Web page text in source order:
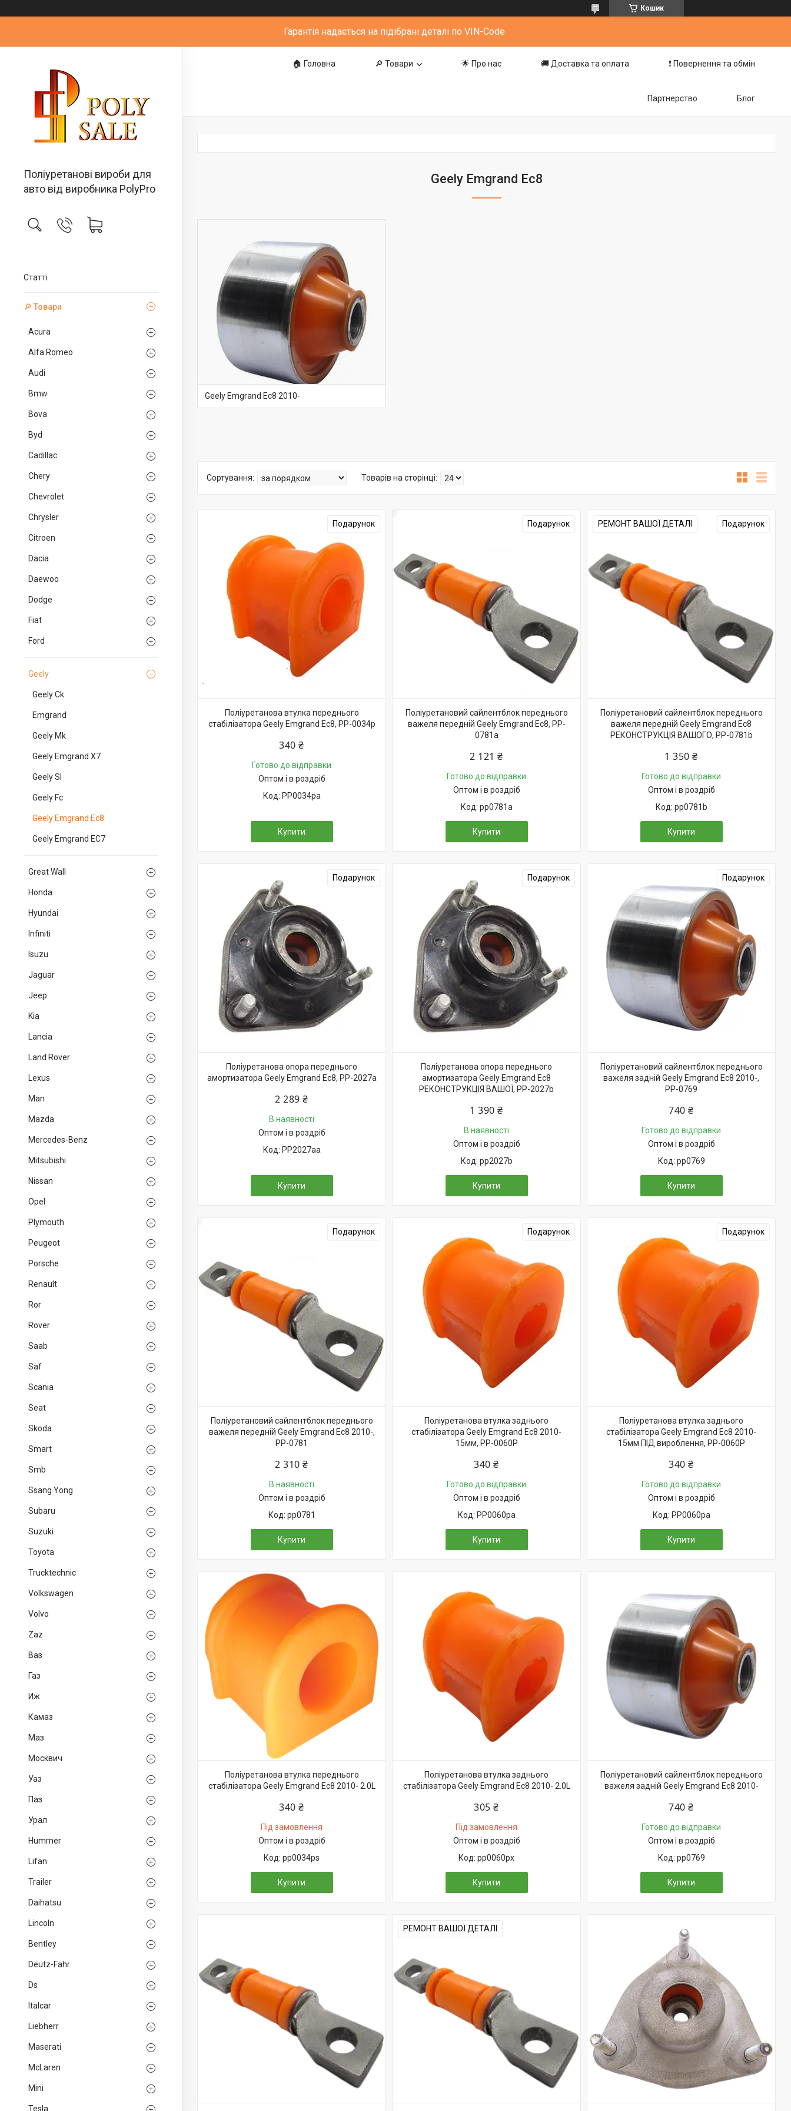
Кошик
Гарантія надається на підібрані деталі по VIN-Code
Поліуретанові вироби для
авто від виробника PolyPro
Статті
🔎 Товари
Acura
Alfa Romeo
Audi
Bmw
Bova
Byd
Cadillac
Chery
Chevrolet
Chrysler
Citroen
Dacia
Daewoo
Dodge
Fiat
Ford
Geely
Geely Ck
Emgrand
Geely Mk
Geely Emgrand X7
Geely Sl
Geely Fc
Geely Emgrand Ec8
Geely Emgrand EC7
Great Wall
Honda
Hyundai
Infiniti
Isuzu
Jaguar
Jeep
Kia
Lancia
Land Rover
Lexus
Man
Mazda
Mercedes-Benz
Mitsubishi
Nissan
Opel
Plymouth
Peugeot
Porsche
Renault
Ror
Rover
Saab
Saf
Scania
Seat
Skoda
Smart
Smb
Ssang Yong
Subaru
Suzuki
Toyota
Trucktechnic
Volkswagen
Volvo
Zaz
Ваз
Газ
Иж
Камаз
Маз
Москвич
Уаз
Паз
Урал
Hummer
Lifan
Trailer
Daihatsu
Lincoln
Bentley
Deutz-Fahr
Ds
Italcar
Liebherr
Maserati
McLaren
Mini
Tesla
🏠 Головна 🔎 Товари 🌟 Про нас 🚚 Доставка та оплата ❗️ Повернення та обмін
Партнерство Блог
Geely Emgrand Ec8
Geely Emgrand Ec8 2010-
Подарунок
Поліуретанова втулка переднього
стабілізатора Geely Emgrand Ec8, PP-0034p
340 ₴
Готово до відправки
Оптом і в роздріб
PP0034pa
Купити
Подарунок
Поліуретановий сайлентблок переднього
важеля передній Geely Emgrand Ec8, PP-
0781a
2 121 ₴
Готово до відправки
Оптом і в роздріб
pp0781a
Купити
РЕМОНТ ВАШОЇ ДЕТАЛІ Подарунок
Поліуретановий сайлентблок переднього
важеля передній Geely Emgrand Ec8
РЕКОНСТРУКЦІЯ ВАШОГО, PP-0781b
1 350 ₴
Готово до відправки
Оптом і в роздріб
pp0781b
Купити
Подарунок
Поліуретанова опора переднього
амортизатора Geely Emgrand Ec8, PP-2027a
2 289 ₴
В наявності
Оптом і в роздріб
PP2027aa
Купити
Подарунок
Поліуретанова опора переднього
амортизатора Geely Emgrand Ec8
РЕКОНСТРУКЦІЯ ВАШОЇ, PP-2027b
1 390 ₴
В наявності
Оптом і в роздріб
pp2027b
Купити
Подарунок
Поліуретановий сайлентблок переднього
важеля задній Geely Emgrand Ec8 2010-,
PP-0769
740 ₴
Готово до відправки
Оптом і в роздріб
pp0769
Купити
Подарунок
Поліуретановий сайлентблок переднього
важеля передній Geely Emgrand Ec8 2010-,
PP-0781
2 310 ₴
В наявності
Оптом і в роздріб
pp0781
Купити
Подарунок
Поліуретанова втулка заднього
стабілізатора Geely Emgrand Ec8 2010-
15мм, PP-0060P
340 ₴
Готово до відправки
Оптом і в роздріб
PP0060pa
Купити
Подарунок
Поліуретанова втулка заднього
стабілізатора Geely Emgrand Ec8 2010-
15мм ПІД вироблення, PP-0060P
340 ₴
Готово до відправки
Оптом і в роздріб
PP0060pa
Купити
Поліуретанова втулка переднього
стабілізатора Geely Emgrand Ec8 2010- 2.0L
340 ₴
Під замовлення
Оптом і в роздріб
pp0034ps
Купити
Поліуретанова втулка заднього
стабілізатора Geely Emgrand Ec8 2010- 2.0L
305 ₴
Під замовлення
Оптом і в роздріб
pp0060px
Купити
Поліуретановий сайлентблок переднього
важеля задній Geely Emgrand Ec8 2010-
740 ₴
Готово до відправки
Оптом і в роздріб
pp0769
Купити
РЕМОНТ ВАШОЇ ДЕТАЛІ